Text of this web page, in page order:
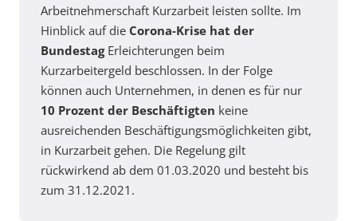
Arbeitnehmerschaft Kurzarbeit leisten sollte. Im
Hinblick auf die Corona-Krise hat der
BundestagErleichterungen beim
Kurzarbeitergeld beschlossen. In der Folge
können auch Unternehmen, in denen es für nur
10 Prozent der Beschäftigten keine
ausreichenden Beschäftigungsmöglichkeiten gibt,
in Kurzarbeit gehen. Die Regelung gilt
rückwirkend ab dem 01.03.2020 und besteht bis
zum 31.12.2021.